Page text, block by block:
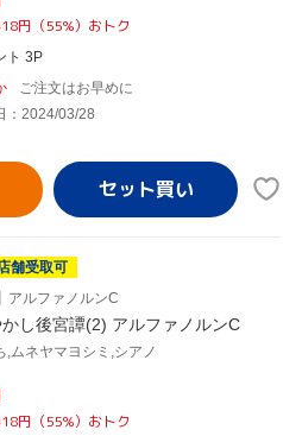
円（55%）おトク
ト 3P
ご注文はお早めに
：2024/03/28
舗受取可
アルファノルンC
し後宮譚(2) アルファノルンC
,ムネヤマヨシミ,シアノ
円（55%）おトク